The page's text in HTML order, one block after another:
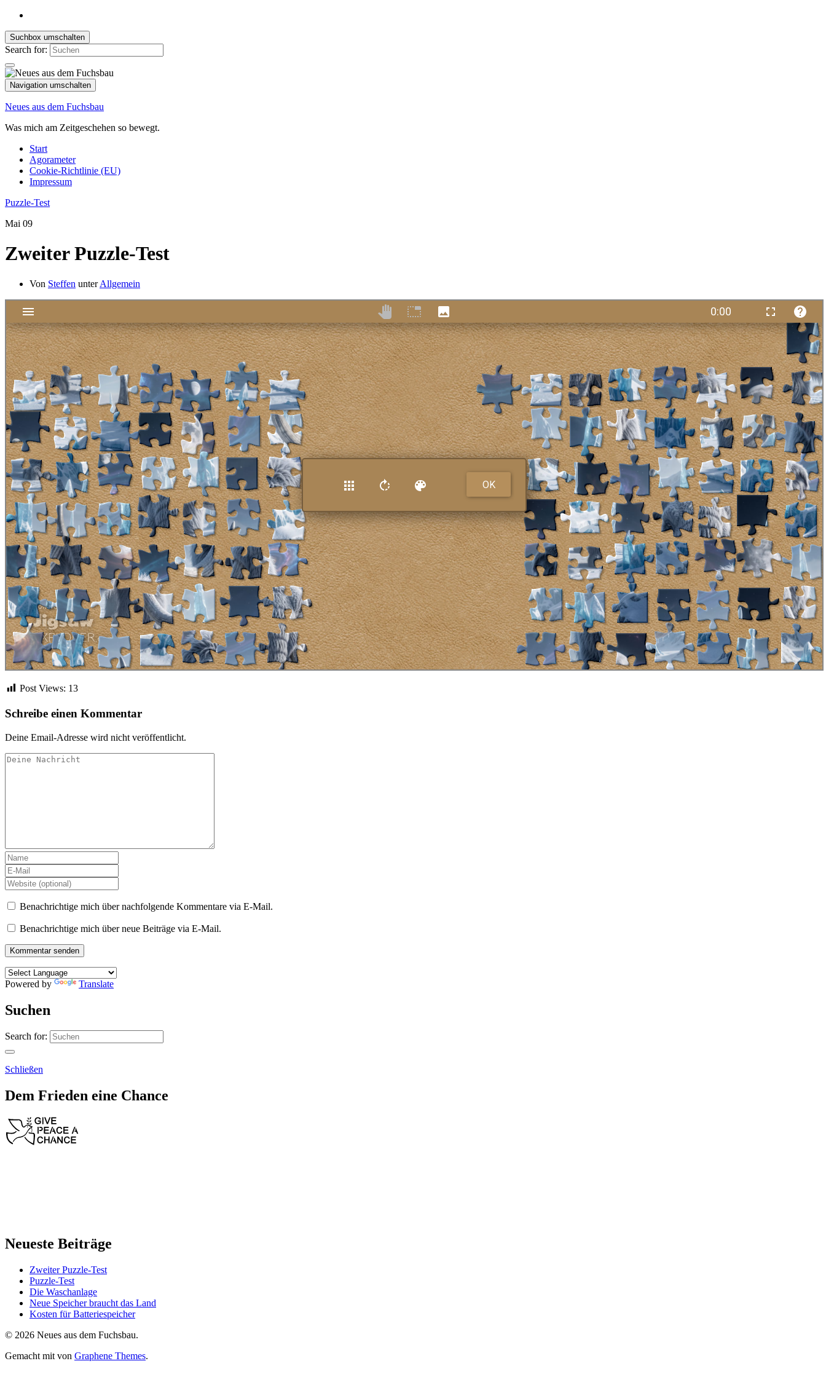
Suchbox umschalten
Search for:
Navigation umschalten
Neues aus dem Fuchsbau
Was mich am Zeitgeschehen so bewegt.
Start
Agorameter
Cookie-Richtlinie (EU)
Impressum
Puzzle-Test
Mai 09
Zweiter Puzzle-Test
Von Steffen unterAllgemein
Post Views: 13
Schreibe einen Kommentar
Deine Email-Adresse wird nicht veröffentlicht.
Benachrichtige mich über nachfolgende Kommentare via E-Mail.
Benachrichtige mich über neue Beiträge via E-Mail.
Powered by Translate
Suchen
Search for:
Schließen
Dem Frieden eine Chance
Neueste Beiträge
Zweiter Puzzle-Test
Puzzle-Test
Die Waschanlage
Neue Speicher braucht das Land
Kosten für Batteriespeicher
© 2026 Neues aus dem Fuchsbau.
Gemacht mit von Graphene Themes.